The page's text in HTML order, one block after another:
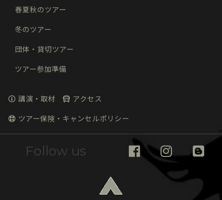
春夏秋のツアー
冬のツアー
団体・貸切ツアー
ツアー参加準備
講演・取材 アクセス
ツアー保険・キャンセルポリシー
Follow us